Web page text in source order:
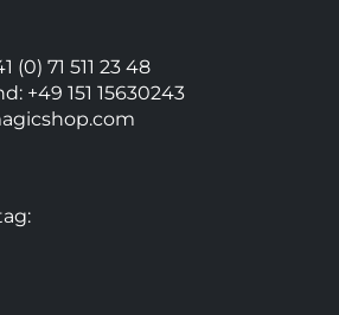
(0) 71 511 23 48
+49 151 15630243
com